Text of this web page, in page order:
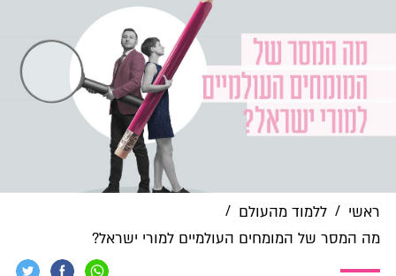
ראשי / ללמוד מהעולם /
מה המסר של המומחים העולמיים למורי ישראל?